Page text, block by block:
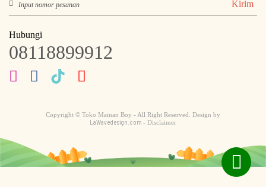
Kirim
Hubungi
08118899912
Copyright © Toko Mainan Boy - All Right Reserved. Design by
LaWavedesign.com - Disclaimer